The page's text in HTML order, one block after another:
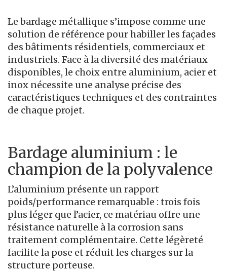
Le bardage métallique s’impose comme une
solution de référence pour habiller les façades
des bâtiments résidentiels, commerciaux et
industriels. Face à la diversité des matériaux
disponibles, le choix entre aluminium, acier et
inox nécessite une analyse précise des
caractéristiques techniques et des contraintes
de chaque projet.
Bardage aluminium : le
champion de la polyvalence
L’aluminium présente un rapport
poids/performance remarquable : trois fois
plus léger que l’acier, ce matériau offre une
résistance naturelle à la corrosion sans
traitement complémentaire. Cette légèreté
facilite la pose et réduit les charges sur la
structure porteuse.